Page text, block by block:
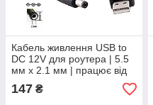
Кабель живлення USB to
DC 12V для роутера | 5.5
мм x 2.1 мм | працює від
PowerBank | 100 см |
чорний
147 ₴